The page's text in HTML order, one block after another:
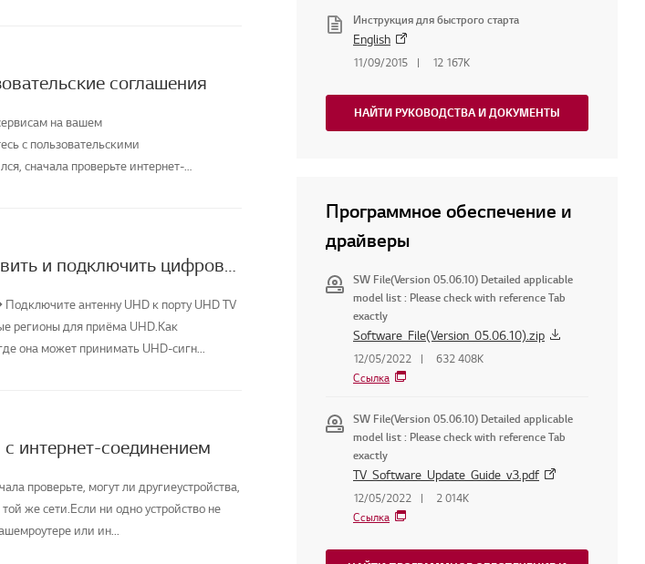
соглашения
на вашем
с пользовательскими
сначала проверьте интернет-
[LG TV] Я хочу узнать, как установить и подключить цифровую антенну (UHD) и смотреть телевизор
антенну UHD к порту UHD TV
регионы для приёма UHD.Как
она может принимать UHD-сигн...
интернет-соединением
проверьте, могут ли другиеустройства,
же сети.Если ни одно устройство не
или ин...
Инструкция для быстрого старта
English
11/09/2015 12 167K
НАЙТИ РУКОВОДСТВА И ДОКУМЕНТЫ
Программное обеспечение и
драйверы
SW File(Version 05.06.10) Detailed applicable
model list : Please check with reference Tab
exactly
Software_File(Version_05.06.10).zip
12/05/2022
632 408K
Ссылка
SW File(Version 05.06.10) Detailed applicable
model list : Please check with reference Tab
exactly
TV_Software_Update_Guide_v3.pdf
12/05/2022
2 014K
Ссылка